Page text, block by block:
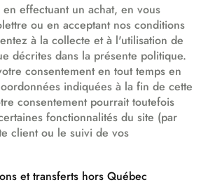
effectuant un achat, en vous
ou en acceptant nos conditions
à la collecte et à l'utilisation de
décrites dans la présente politique.
consentement en tout temps en
indiquées à la fin de cette
consentement pourrait toutefois
fonctionnalités du site (par
client ou le suivi de vos
et transferts hors Québec